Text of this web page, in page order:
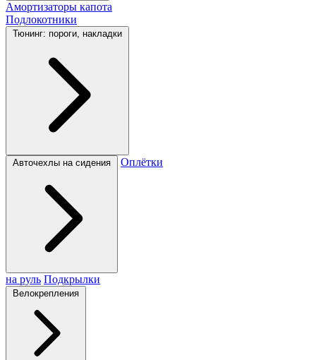
Амортизаторы капота
Подлокотники
Тюнинг: пороги, накладки
Авточехлы на сидения Оплётки
на руль Подкрылки
Велокрепления